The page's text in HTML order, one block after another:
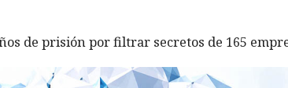
de prisión por filtrar secretos de 165